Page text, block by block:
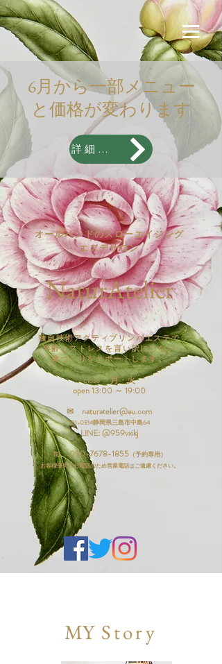
​6月から一部メニュー
と価格が変わります
詳細はこちら
オールハンドのスローエイジング
エステサロン
独自技術アクティブリンパエステで
年齢とストレスを言い訳にしない
体づくりをサポートします。
NaturAtelier
close 月・火
open 13:00 ～ 19:00
✉ naturatelier@au.com
411-0814静岡県三島市中島64
LINE: @959vxikj​
℡ 090-7678-1855（予約専用）
お客様優先のお電話のため営業電話はご遠慮ください。
MYStory